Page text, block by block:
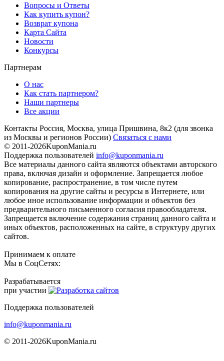
Вопросы и Ответы
Как купить купон?
Возврат купона
Карта Сайта
Новости
Конкурсы
Партнерам
О нас
Как стать партнером?
Наши партнеры
Все акции
Контакты Россия, Москва, улица Пришвина, 8к2 (для звонка
из Москвы и регионов России) Связаться с нами
© 2011-2026KuponMania.ru
Поддержка пользователей info@kuponmania.ru
Все материалы данного сайта являются объектами авторского
права, включая дизайн и оформление. Запрещается любое
копирование, распространение, в том числе путем
копирования на другие сайты и ресурсы в Интернете, или
любое иное использование информации и объектов без
предварительного письменного согласия правообладателя.
Запрещается включение содержания страниц данного сайта и
иных объектов, расположенных на сайте, в структуру других
сайтов.
Принимаем к оплате
Мы в СоцСетях:
Разрабатывается
при участии
Поддержка пользователей
info@kuponmania.ru
© 2011-2026KuponMania.ru